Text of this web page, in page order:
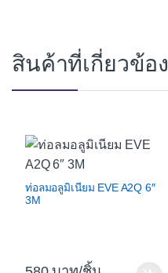
สินค้าที่เกี่ยวข้อง
ท่อลมอลูมิเนียม EVE A2Q 6″
3M